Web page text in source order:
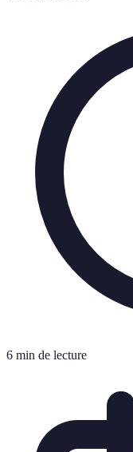
6 min de lecture